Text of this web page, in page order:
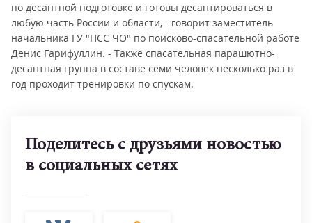
по десантной подготовке и готовы десантироваться в
любую часть России и области, - говорит заместитель
начальника ГУ "ПСС ЧО" по поисково-спасательной работе
Денис Гарифуллин. - Также спасательная парашютно-
десантная группа в составе семи человек несколько раз в
год проходит тренировки по спускам.
Поделитесь с друзьями новостью
в социальных сетях